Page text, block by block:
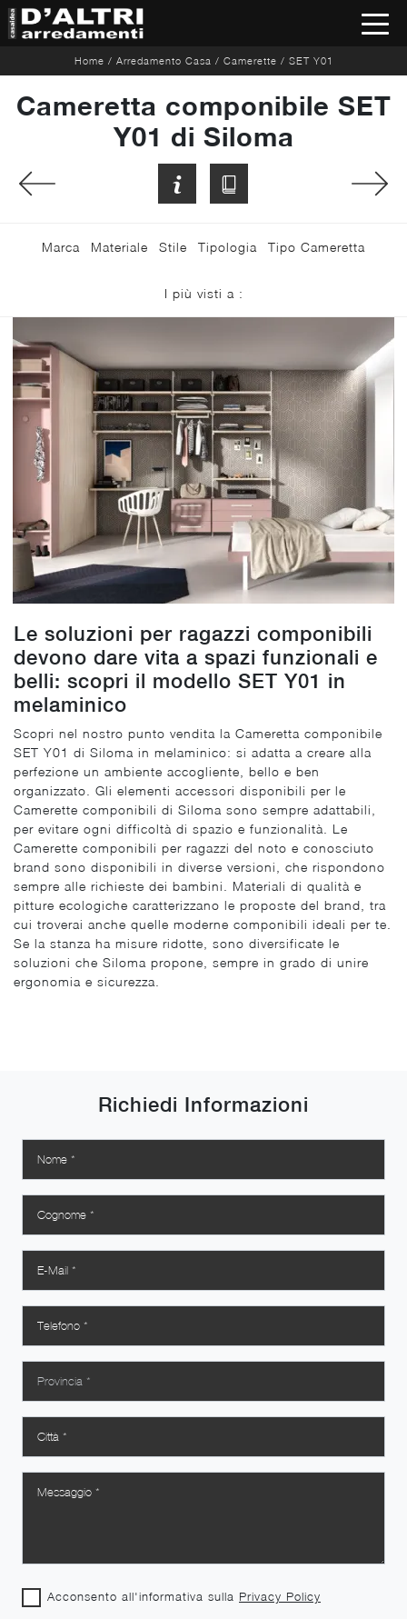
Home / Arredamento Casa / Camerette / SET Y01
Cameretta componibile SET
Y01 di Siloma
Marca Materiale Stile Tipologia Tipo Cameretta
I più visti a :
Le soluzioni per ragazzi componibili
devono dare vita a spazi funzionali e
belli: scopri il modello SET Y01 in
melaminico
Scopri nel nostro punto vendita la Cameretta componibile
SET Y01 di Siloma in melaminico: si adatta a creare alla
perfezione un ambiente accogliente, bello e ben
organizzato. Gli elementi accessori disponibili per le
Camerette componibili di Siloma sono sempre adattabili,
per evitare ogni difficoltà di spazio e funzionalità. Le
Camerette componibili per ragazzi del noto e conosciuto
brand sono disponibili in diverse versioni, che rispondono
sempre alle richieste dei bambini. Materiali di qualità e
pitture ecologiche caratterizzano le proposte del brand, tra
cui troverai anche quelle moderne componibili ideali per te.
Se la stanza ha misure ridotte, sono diversificate le
soluzioni che Siloma propone, sempre in grado di unire
ergonomia e sicurezza.
Richiedi Informazioni
Acconsento all'informativa sulla Privacy Policy